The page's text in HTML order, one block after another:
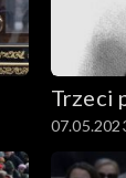
Trzeci